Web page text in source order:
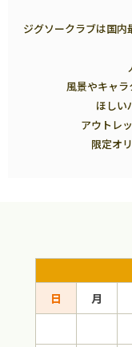
ジグソークラブは国
風景やキャ
ほしい
アウトレ
限定オ
日 月